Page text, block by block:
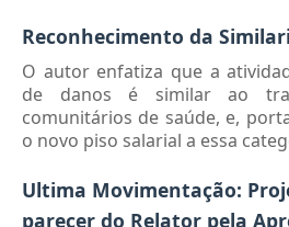
Reconhecimento da
O autor enfatiza que a
de danos é similar ao
comunitários de saúde, e,
o novo piso salarial a essa
Ultima Movimentação:
parecer do Relator pela